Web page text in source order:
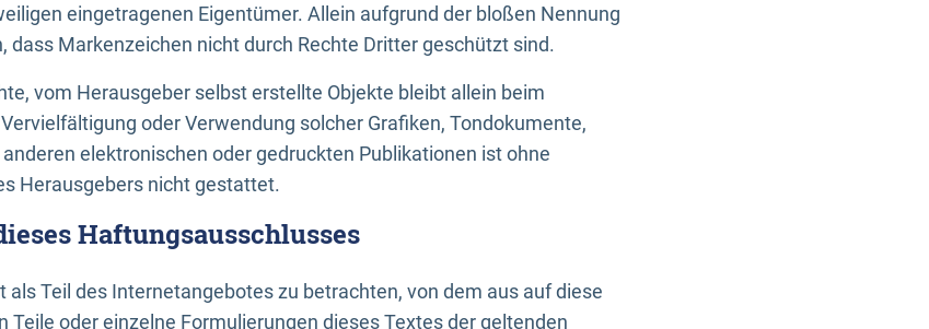
eingetragenen Eigentümer. Allein aufgrund der bloßen Nennung
dass Markenzeichen nicht durch Rechte Dritter geschützt sind.
vom Herausgeber selbst erstellte Objekte bleibt allein beim
oder Verwendung solcher Grafiken, Tondokumente,
elektronischen oder gedruckten Publikationen ist ohne
Herausgebers nicht gestattet.
Haftungsausschlusses
als Teil des Internetangebotes zu betrachten, von dem aus auf diese
Teile oder einzelne Formulierungen dieses Textes der geltenden